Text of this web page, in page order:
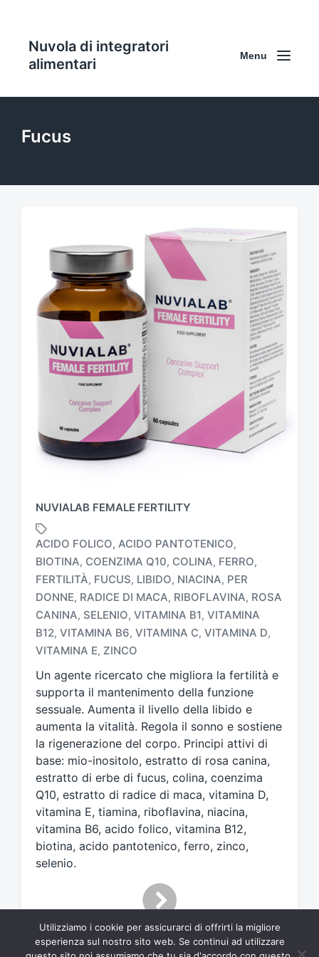
Nuvola di integratori
alimentari
Menu
Fucus
NUVIALAB FEMALE FERTILITY
T
a
g
a
t
o
o
n
ACIDO FOLICO, ACIDO PANTOTENICO,
BIOTINA, COENZIMA Q10, COLINA, FERRO,
FERTILITÀ, FUCUS, LIBIDO, NIACINA, PER
DONNE, RADICE DI MACA, RIBOFLAVINA, ROSA
CANINA, SELENIO, VITAMINA B1, VITAMINA
B12, VITAMINA B6, VITAMINA C, VITAMINA D,
VITAMINA E, ZINCO
Un agente ricercato che migliora la fertilità e
supporta il mantenimento della funzione
sessuale. Aumenta il livello della libido e
aumenta la vitalità. Regola il sonno e sostiene
la rigenerazione del corpo. Principi attivi di
base: mio-inositolo, estratto di rosa canina,
estratto di erbe di fucus, colina, coenzima
Q10, estratto di radice di maca, vitamina D,
vitamina E, tiamina, riboflavina, niacina,
vitamina B6, acido folico, vitamina B12,
biotina, acido pantotenico, ferro, zinco,
selenio.
Utilizziamo i cookie per assicurarci di offrirti la migliore
esperienza sul nostro sito web. Se continui ad utilizzare